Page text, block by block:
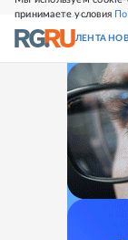
принимаете условия
СВЕЖИЙ НОМЕР
ЛЕНТА